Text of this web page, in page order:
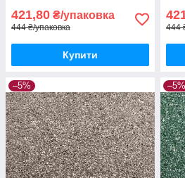
421,80 ₴/упаковка
444 ₴/упаковка
Купити
444
–5% –5%